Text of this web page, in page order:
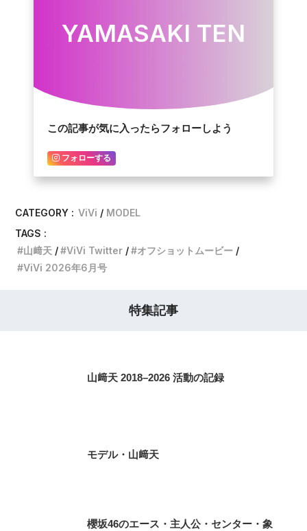
YAMASAKI TEN
この記事が気に入ったらフォローしよう
フォローする
CATEGORY : ViVi
MODEL
TAGS :
山﨑天
ViVi Twitter
オフショットムービー
ViVi 2026年6月号
特集記事
山﨑天 2018–2026 活動の記録
モデル・山﨑天
櫻坂46のエース・主人公・センター・象